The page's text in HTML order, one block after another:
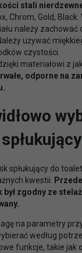
stali
Chrom, Gold,
należy zachować
używać
czystości.
materiałowi z
odporne na
spłukujący do
kwestii.
był zgodny ze
na parametry
według
funkcje, takie jak